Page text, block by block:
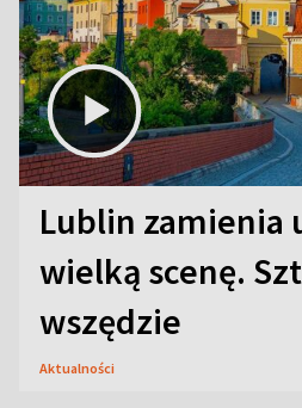
Lublin zamienia
wielką scenę.
wszędzie
Aktualności